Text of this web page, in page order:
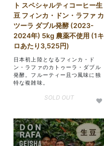
ト スペシャルティコーヒー生
豆 フィンカ・ドン・ラファ カ
ツーラ ダブル発酵 (2023-
2024年) 5kg 農薬不使用 (1キ
ロあたり3,525円)
日本初上陸となるフィンカ・ド
ン・ラファのカトゥーラ・ダブル
発酵。フルーティー且つ風味に独
特な複雑味。
SOLD OUT